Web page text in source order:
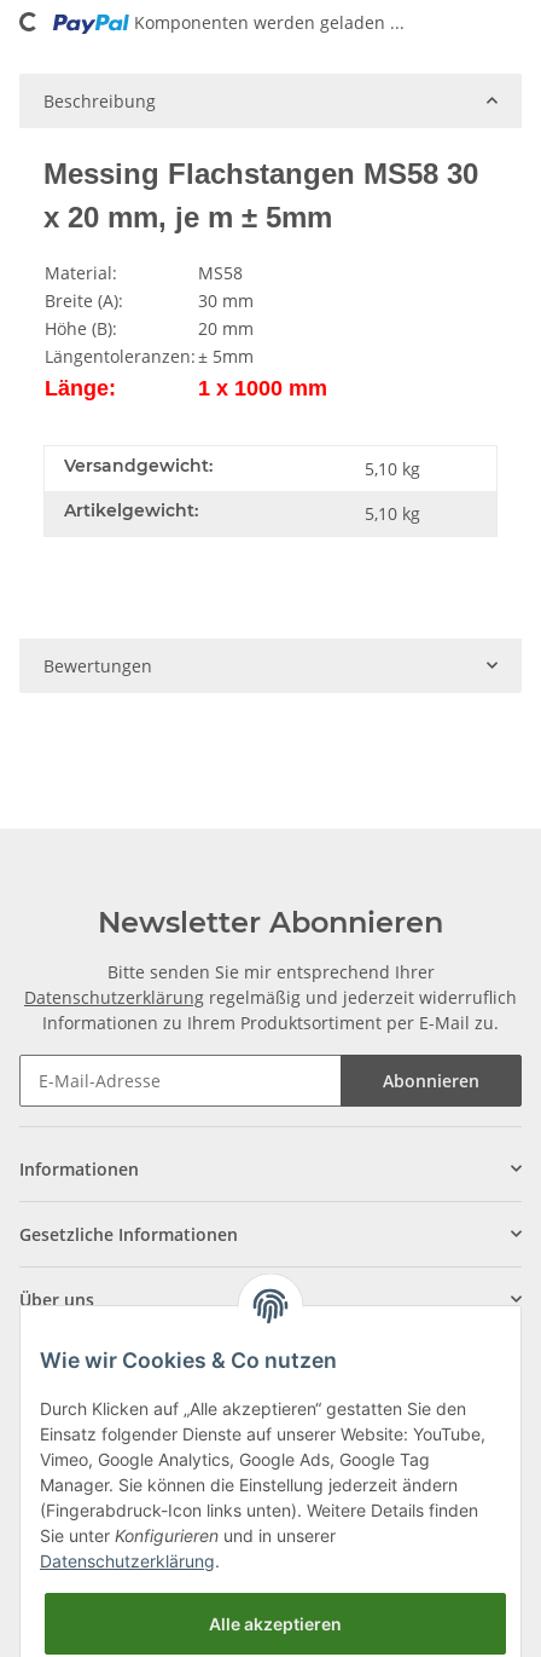
Loading... Komponenten werden geladen ...
Beschreibung
Messing Flachstangen MS58 30
x 20 mm, je m ± 5mm
Material:
MS58
Breite (A):
30 mm
Höhe (B):
20 mm
Längentoleranzen:± 5mm
Länge: 1 x 1000 mm
Versandgewicht: 5,10 kg
Artikelgewicht: 5,10 kg
Bewertungen
Newsletter Abonnieren
Bitte senden Sie mir entsprechend Ihrer
Datenschutzerklärung regelmäßig und jederzeit widerruflich
Informationen zu Ihrem Produktsortiment per E-Mail zu.
Abonnieren
Informationen
Gesetzliche Informationen
Über uns
Klagenfurter Straße 29
9556 Liebenfels
Montag bis Donnerstag: 8:00 bis 16:30 Uhr
Freitag: 8:00 bis 12:00 Uhr
Tel.:0043 (0) 4262 50900
office@cncshop.at
Wie wir Cookies & Co nutzen
Durch Klicken auf „Alle akzeptieren“ gestatten Sie den
Einsatz folgender Dienste auf unserer Website: YouTube,
Vimeo, Google Analytics, Google Ads, Google Tag
Manager. Sie können die Einstellung jederzeit ändern
(Fingerabdruck-Icon links unten). Weitere Details finden
Sie unter Konfigurieren und in unserer
Datenschutzerklärung.
Alle akzeptieren